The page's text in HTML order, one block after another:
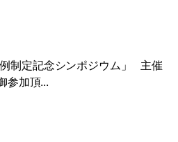
制定記念シンポジウム」 主催
参加頂...